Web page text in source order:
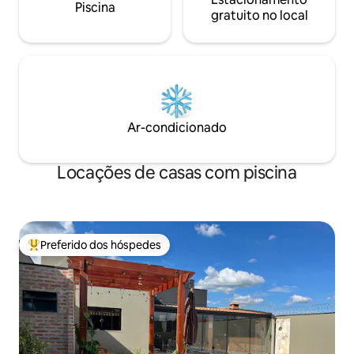
Piscina
gratuito no local
Ar-condicionado
Locações de casas com piscina
Entre os melhores preferidos dos hóspedes
Preferido dos hóspedes